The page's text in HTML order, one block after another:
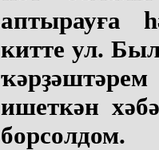
аптырауға
китте ул.
ишеткән
борсолдом.